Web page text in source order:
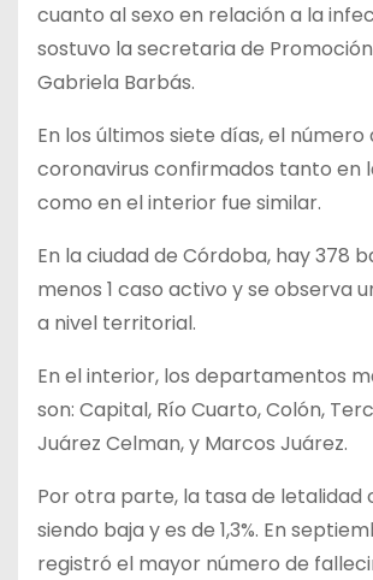
cuanto al sexo en relación a la
sostuvo la secretaria de Promoción
Gabriela Barbás.
En los últimos siete días, el número
coronavirus confirmados tanto en
como en el interior fue similar.
En la ciudad de Córdoba, hay 378
menos 1 caso activo y se observa
a nivel territorial.
En el interior, los departamentos
son: Capital, Río Cuarto, Colón,
Juárez Celman, y Marcos Juárez.
Por otra parte, la tasa de letalidad
siendo baja y es de 1,3%. En
registró el mayor número de